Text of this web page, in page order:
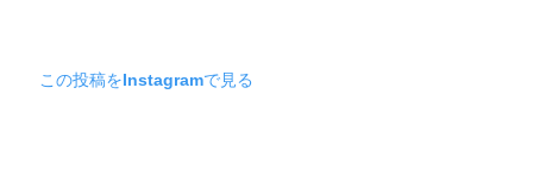
この投稿をInstagramで見る